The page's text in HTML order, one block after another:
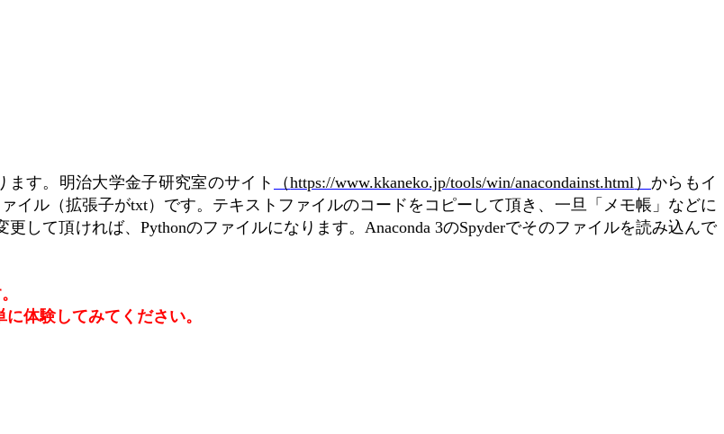
す。明治大学金子研究室のサイト （https://www.kkaneko.jp/tools/win/anacondainst.html ）からもイ
イル（拡張子がtxt）です。テキストファイルのコードをコピーして頂き、一旦「メモ帳」などに
更して頂ければ、 Pythonのファイルになります。Anaconda 3のSpyderでそのファイルを読み込んで
体験してみてください。